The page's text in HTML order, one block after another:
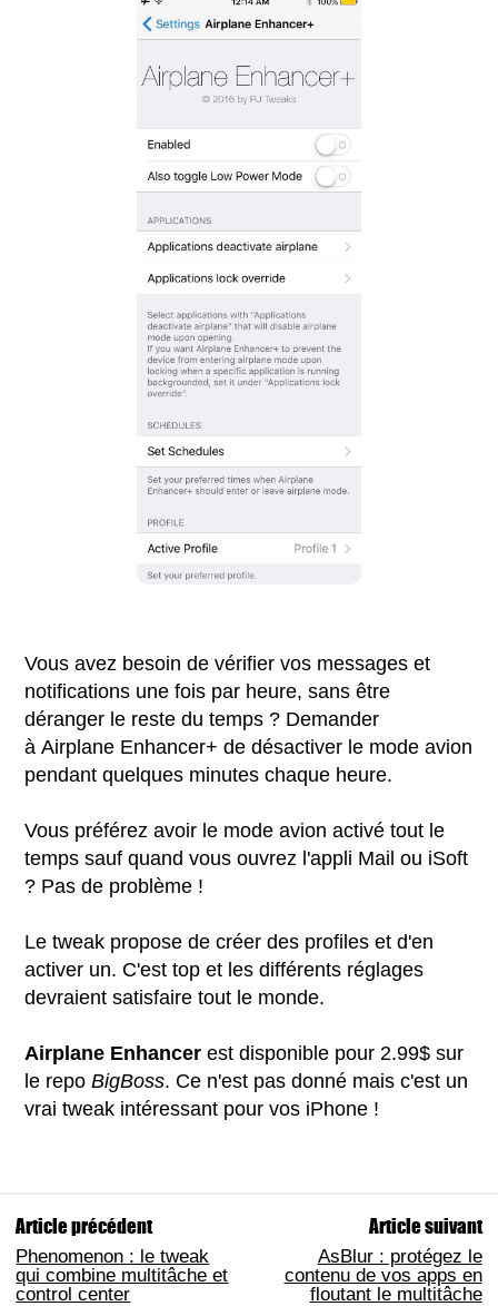
Vous avez besoin de vérifier vos messages et
notifications une fois par heure, sans être
déranger le reste du temps ? Demander
à Airplane Enhancer+ de désactiver le mode avion
pendant quelques minutes chaque heure.
Vous préférez avoir le mode avion activé tout le
temps sauf quand vous ouvrez l'appli Mail ou iSoft
? Pas de problème !
Le tweak propose de créer des profiles et d'en
activer un. C'est top et les différents réglages
devraient satisfaire tout le monde.
Airplane Enhancer est disponible pour 2.99$ sur
le repoBigBoss. Ce n'est pas donné mais c'est un
vrai tweak intéressant pour vos iPhone !
Article précédent
Phenomenon : le tweak
qui combine multitâche et
control center
Article suivant
AsBlur : protégez le
contenu de vos apps en
floutant le multitâche